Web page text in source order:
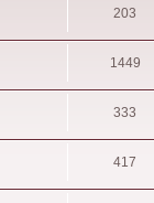
203
1449
333
417